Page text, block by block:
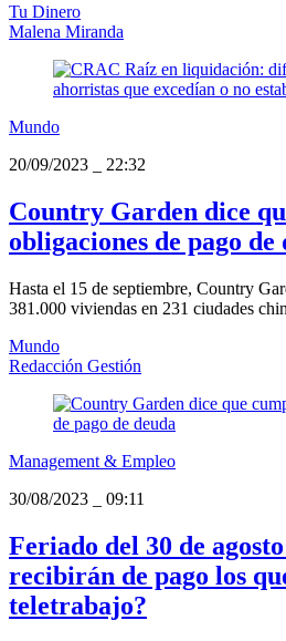
Tu Dinero
Malena Miranda
Mundo
20/09/2023
22:32
Country Garden dice
obligaciones de pago de
Hasta el 15 de septiembre, Country
381.000 viviendas en 231 ciudades
Mundo
Redacción Gestión
Management & Empleo
30/08/2023
09:11
Feriado del 30 de
recibirán de pago los
teletrabajo?